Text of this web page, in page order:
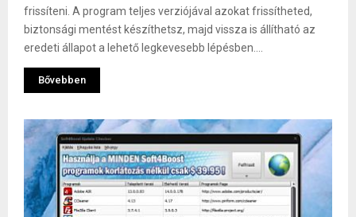
frissíteni. A program teljes verziójával azokat frissítheted,
biztonsági mentést készíthetsz, majd vissza is állítható az
eredeti állapot a lehető legkevesebb lépésben....
Bővebben